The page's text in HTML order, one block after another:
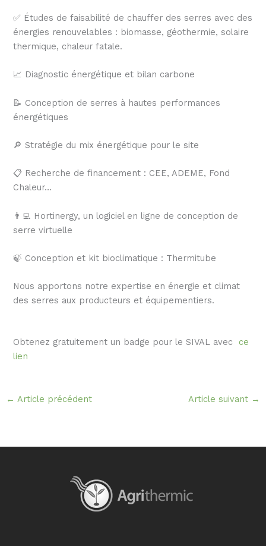
✅ Études de faisabilité de chauffer des serres avec des
énergies renouvelables : biomasse, géothermie, solaire
thermique, chaleur fatale.
📈 Diagnostic énergétique et bilan carbone
📝 Conception de serres à hautes performances
énergétiques
🔎 Stratégie du mix énergétique pour le site
📋 Recherche de financement : CEE, ADEME, Fond
Chaleur…
👨‍💻 Hortinergy, un logiciel en ligne de conception de
serre virtuelle
🍃 Conception et kit bioclimatique : Thermitube
Nous apportons notre expertise en énergie et climat
des serres aux producteurs et équipementiers.
Obtenez gratuitement un badge pour le SIVAL avec ce
lien
← Article précédent Article suivant →